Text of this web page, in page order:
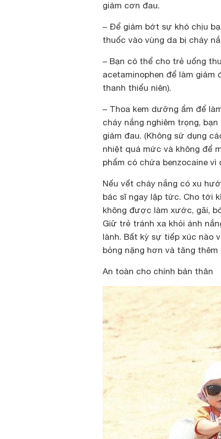
giảm cơn đau.
– Để giảm bớt sự khó chịu
thuốc vào vùng da bị cháy
– Bạn có thể cho trẻ uống
acetaminophen để làm giảm
thanh thiếu niên).
– Thoa kem dưỡng ẩm để
cháy nắng nghiêm trọng,
giảm đau. (Không sử dụng
nhiệt quá mức và không để
phẩm có chứa benzocaine
Nếu vết cháy nắng có xu
bác sĩ ngay lập tức. Cho tới
không được làm xước, gãi,
Giữ trẻ tránh xa khỏi ánh
lành. Bất kỳ sự tiếp xúc nào
bỏng nặng hơn và tăng
An toàn cho chính bản thân